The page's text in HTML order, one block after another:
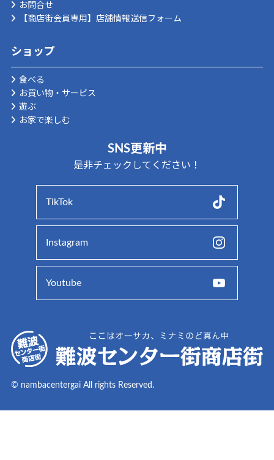
お問合せ
【商店街会員専用】店舗情報送信フォーム
ショップ
食べる
お買い物・サービス
遊ぶ
お家で楽しむ
SNS更新中
是非チェックしてください！
TikTok
Instagram
Youtube
© nambacentergai All rights Reserved.